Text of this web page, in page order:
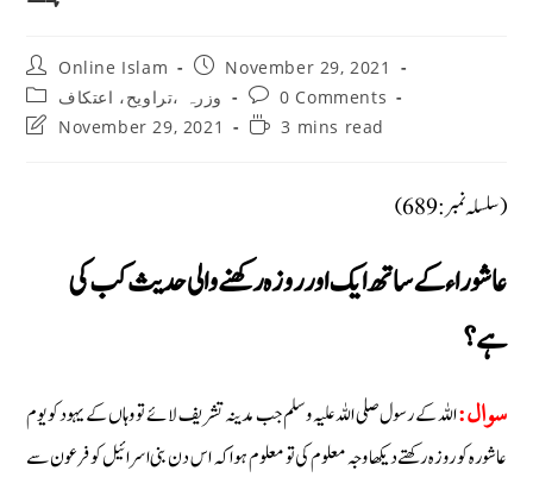
Post
author:
Online Islam
Post
published:
November 29, 2021
Post
category:
وزرہ ،تراويح، اعتكاف
Post
comments:
0 Comments
PostNovember 29, 2021
Reading3 mins read
(سلسلہ نمبر: 689)
عاشوراء کے ساتھ ایک اور روزہ رکھنے والی حدیث کب کی
ہے؟
سوال:اللہ کے رسول صلی اللہ علیہ و سلم جب مدینہ تشریف لائے تو وہاں کے یہود کو یوم
عاشورہ کو روزہ رکھتے دیکھا وجہ معلوم کی تو معلوم ہوا کہ اس دن بنی اسرائیل کو فرعون سے